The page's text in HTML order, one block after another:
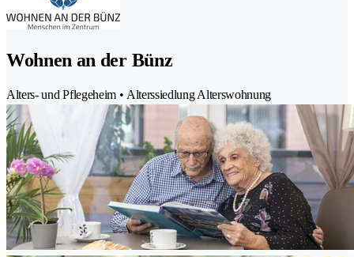
Wohnen an der Bünz
Alters- und Pflegeheim • Alterssiedlung Alterswohnung